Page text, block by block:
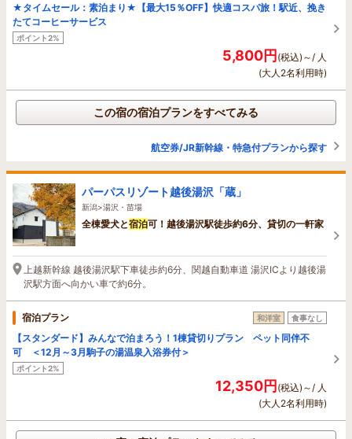
★タイムセール：素泊まり★【最大15％OFF】快適コスパ旅！駅近、挽き
たてコーヒーサービス
ポイント2%
5,800円(税込)～/ 人
(大人2名利用時)
この宿の宿泊プランをすべてみる
航空券/JR新幹線・特急付プランから探す
パーパスリゾート越後湯沢「蔵」
新潟>湯沢・苗場
全棟愛犬と宿泊可！越後湯沢駅徒歩約6分、貸切の一軒家
上越新幹線 越後湯沢駅下車徒歩約6分、関越自動車道 湯沢ICより越後湯
沢駅方面へ向かい車で約6分。
宿泊プラン 和洋室 食事なし
【スタンダード】みんなで泊まろう！1棟貸切りプラン ペット同伴不
可 ＜12月～3月駒子の湯温泉入浴券付＞
ポイント2%
12,350円(税込)～/ 人
(大人2名利用時)